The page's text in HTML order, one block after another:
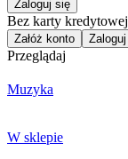
Zaloguj się
Bez karty
Załóż konto
Przeglądaj
Muzyka
W sklepie